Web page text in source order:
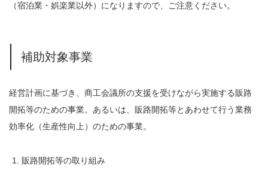
（宿泊業・娯楽業以外）になりますので、ご注意ください。
補助対象事業
経営計画に基づき、商工会議所の支援を受けながら実施する販路
開拓等のための事業。あるいは、販路開拓等とあわせて行う業務
効率化（生産性向上）のための事業。
販路開拓等の取り組み